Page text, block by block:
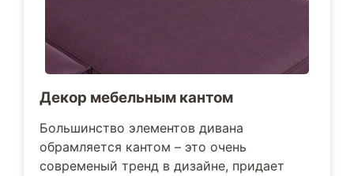
Декор мебельным кантом
Большинство элементов дивана
обрамляется кантом – это очень
современый тренд в дизайне, придает